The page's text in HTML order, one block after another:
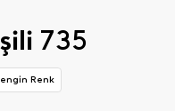
735
Renk